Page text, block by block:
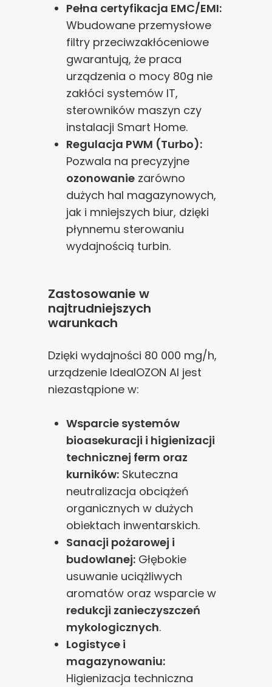
Pełna certyfikacja EMC/EMI:
Wbudowane przemysłowe
filtry przeciwzakłóceniowe
gwarantują, że praca
urządzenia o mocy 80g nie
zakłóci systemów IT,
sterowników maszyn czy
instalacji Smart Home.
Regulacja PWM (Turbo):
Pozwala na precyzyjne
ozonowanie zarówno
dużych hal magazynowych,
jak i mniejszych biur, dzięki
płynnemu sterowaniu
wydajnością turbin.
Zastosowanie w
najtrudniejszych
warunkach
Dzięki wydajności 80 000 mg/h,
urządzenie IdealOZON AI jest
niezastąpione w:
Wsparcie systemów
bioasekuracji i higienizacji
technicznej ferm oraz
kurników: Skuteczna
neutralizacja obciążeń
organicznych w dużych
obiektach inwentarskich.
Sanacji pożarowej i
budowlanej: Głębokie
usuwanie uciążliwych
aromatów oraz wsparcie w
redukcji zanieczyszczeń
mykologicznych.
Logistyce i
magazynowaniu:
Higienizacja techniczna